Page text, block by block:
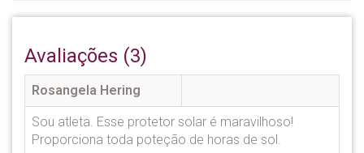
Avaliações (3)
Rosangela Hering
Sou atleta. Esse protetor solar é maravilhoso!
Proporciona toda poteção de horas de sol.